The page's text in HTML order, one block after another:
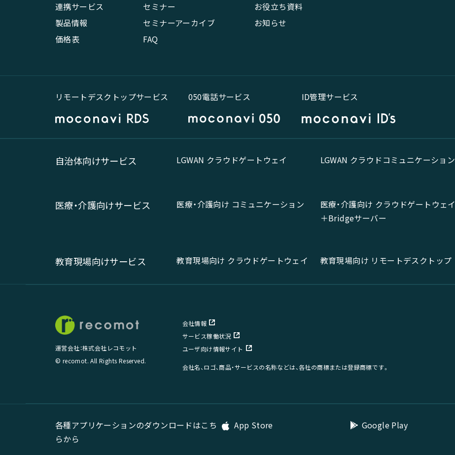
連携サービス
製品情報
価格表
セミナー
セミナーアーカイブ
FAQ
お役立ち資料
お知らせ
リモートデスクトップサービス 050電話サービス ID管理サービス
自治体向けサービス LGWAN クラウドゲートウェイ LGWAN クラウドコミュニケーション
医療・介護向けサービス 医療・介護向け コミュニケーション
医療・介護向け クラウドゲートウェイ
＋Bridgeサーバー
教育現場向けサービス 教育現場向け クラウドゲートウェイ 教育現場向け リモートデスクトップ
運営会社：株式会社レコモット
© recomot. All Rights Reserved.
会社情報
サービス稼働状況
ユーザ向け情報サイト
会社名、ロゴ、商品・サービスの名称などは、各社の商標または登録商標です。
各種アプリケーションのダウンロードはこち
らから
App Store Google Play